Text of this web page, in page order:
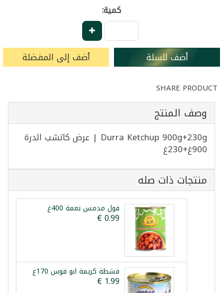
كمية:
أضف للسلة أضف إلى المفضلة
SHARE PRODUCT
وصف المنتج
Durra Ketchup 900g+230g | عرض كاتشب الدرة
900غ+230غ
منتجات ذات صله
فول مدمس نعمة 400غ
قشطة كريمة ابو قوس 170غ